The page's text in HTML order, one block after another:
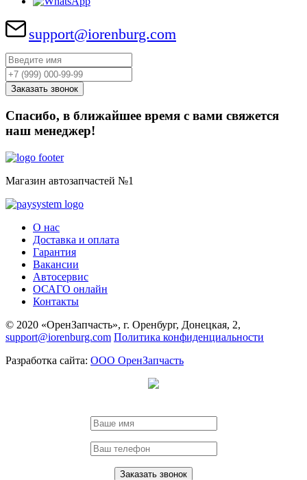
support@iorenburg.com
Спасибо, в ближайшее время с вами свяжется
наш менеджер!
Магазин автозапчастей №1
О нас
Доставка и оплата
Гарантия
Вакансии
Автосервис
ОСАГО онлайн
Контакты
© 2020 «ОренЗапчасть», г. Оренбург, Донецкая, 2,
support@iorenburg.com Политика конфиденциальности
Разработка сайта: ООО ОренЗапчасть